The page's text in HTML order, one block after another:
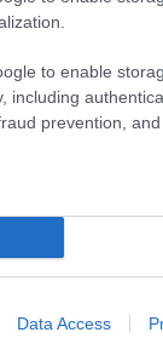
to enable
including
prevention,
Data Access